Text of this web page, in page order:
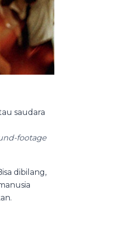
saudara
footage
dibilang,